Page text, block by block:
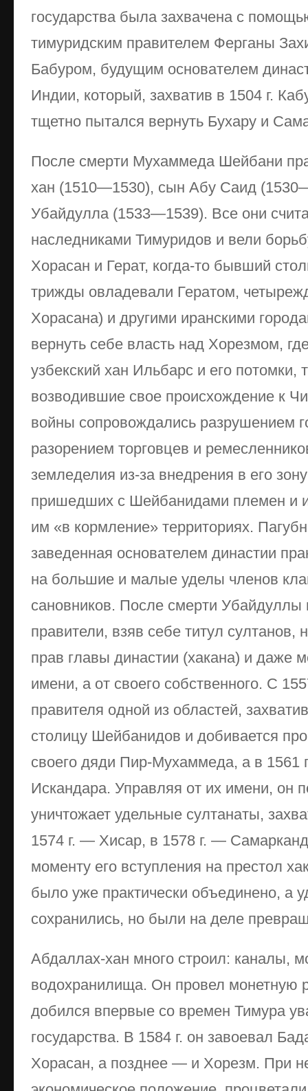
государства была захвачена с
тимуридским правителем Ферганы
Бабуром, будущим основателем
Индии, который, захватив в 1504 г.
тщетно пытался вернуть Бухару и
После смерти Мухаммеда Шейбани
хан (1510—1530), сын Абу Саид
Убайдулла (1533—1539). Все они
наследниками Тимуридов и вели
Хорасан и Герат, когда-то бывший
трижды овладевали Гератом,
Хорасана) и другими иранскими
вернуть себе власть над Хорезмом,
узбекский хан Ильбарс и его
возводившие свое происхождение к
войны сопровождались разрушением
разорением торговцев и
земледелия из-за внедрения в его
пришедших с Шейбанидами племен и
им «в кормление» территориях.
заведенная основателем династии
на большие и малые уделы членов
сановников. После смерти Убайдуллы
правители, взяв себе титул султанов,
прав главы династии (хакана) и даже
имени, а от своего собственного. С
правителя одной из областей,
столицу Шейбанидов и добивается
своего дяди Пир-Мухаммеда, а в 1561
Искандара. Управляя от их имени, он
уничтожает удельные султанаты,
1574 г. — Хисар, в 1578 г. —
моменту его вступления на престол
было уже практически объединено, а
сохранились, но были на деле
Абдаллах-хан много строил: каналы,
водохранилища. Он провел монетную
добился впервые со времен Тимура
государства. В 1584 г. он завоевал
Хорасан, а позднее — и Хорезм. При